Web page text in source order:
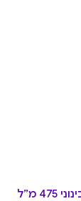
גוף אוניברסלי לבקבוק נירוסטה בינוני 475 מ”ל